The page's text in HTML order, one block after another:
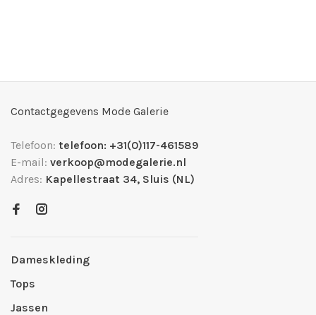
Contactgegevens Mode Galerie
Telefoon: telefoon: +31(0)117-461589
E-mail: verkoop@modegalerie.nl
Adres: Kapellestraat 34, Sluis (NL)
Dameskleding
Tops
Jassen